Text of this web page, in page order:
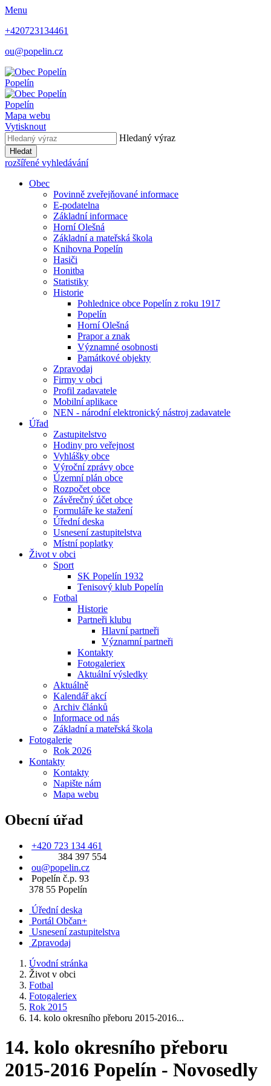
Menu
+420723134461
ou@popelin.cz
Popelín
Popelín
Mapa webu
Vytisknout
Hledaný výraz
Hledat
rozšířené vyhledávání
Obec
Povinně zveřejňované informace
E-podatelna
Základní informace
Horní Olešná
Základní a mateřská škola
Knihovna Popelín
Hasiči
Honitba
Statistiky
Historie
Pohlednice obce Popelín z roku 1917
Popelín
Horní Olešná
Prapor a znak
Významné osobnosti
Památkové objekty
Zpravodaj
Firmy v obci
Profil zadavatele
Mobilní aplikace
NEN - národní elektronický nástroj zadavatele
Úřad
Zastupitelstvo
Hodiny pro veřejnost
Vyhlášky obce
Výroční zprávy obce
Územní plán obce
Rozpočet obce
Závěrečný účet obce
Formuláře ke stažení
Úřední deska
Usnesení zastupitelstva
Místní poplatky
Život v obci
Sport
SK Popelín 1932
Tenisový klub Popelín
Fotbal
Historie
Partneři klubu
Hlavní partneři
Významní partneři
Kontakty
Fotogaleriex
Aktuální výsledky
Aktuálně
Kalendář akcí
Archiv článků
Informace od nás
Základní a mateřská škola
Fotogalerie
Rok 2026
Kontakty
Kontakty
Napište nám
Mapa webu
Obecní úřad
+420 723 134 461
384 397 554
ou@popelin.cz
Popelín č.p. 93
378 55 Popelín
Úřední deska
Portál Občan+
Usnesení zastupitelstva
Zpravodaj
Úvodní stránka
Život v obci
Fotbal
Fotogaleriex
Rok 2015
14. kolo okresního přeboru 2015-2016...
14. kolo okresního přeboru
2015-2016 Popelín - Novosedly